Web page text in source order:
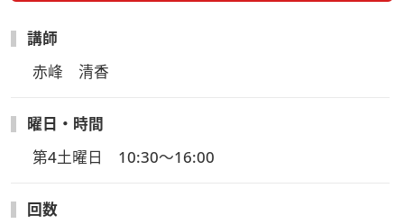
ポケットつき）
※持ち手の長さはお好きな長さでお作りいただけま
トつき）
講師
赤峰　清香
曜日・時間
第4土曜日　10:30～16:00
回数